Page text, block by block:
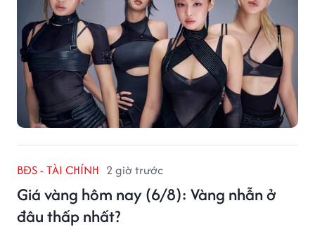
BĐS - TÀI CHÍNH 2 giờ trước
Giá vàng hôm nay (6/8): Vàng nhẫn ở
đâu thấp nhất?